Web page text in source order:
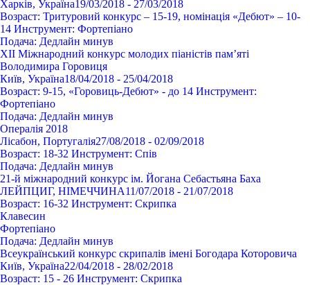
Харків, Україна19/03/2018 - 27/03/2018
Возраст: Тритуровий конкурс – 15-19, номінація «Дебют» – 10-
14 Инструмент: Фортепіано
Подача: Дедлайн минув
XII Міжнародний конкурс молодих піаністів пам’яті
Володимира Горовиця
Київ, Україна18/04/2018 - 25/04/2018
Возраст: 9-15, «Горовиць-Дебют» - до 14 Инструмент:
Фортепіано
Подача: Дедлайн минув
Опералія 2018
Лісабон, Португалія27/08/2018 - 02/09/2018
Возраст: 18-32 Инструмент: Спів
Подача: Дедлайн минув
21-й міжнародний конкурс ім. Йогана Себастьяна Баха
ЛЕЙПЦИГ, НІМЕЧЧИНА11/07/2018 - 21/07/2018
Возраст: 16-32 Инструмент: Cкрипка
Клавесин
Фортепіано
Подача: Дедлайн минув
Всеукраїнський конкурс скрипалів імені Богодара Которовича
Київ, Україна22/04/2018 - 28/02/2018
Возраст: 15 - 26 Инструмент: Cкрипка